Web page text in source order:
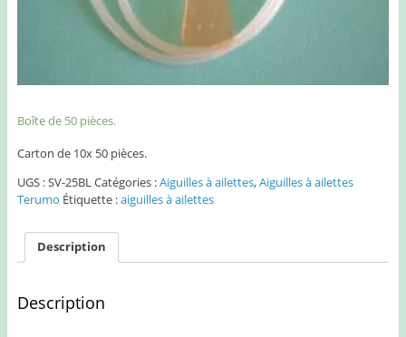
Boîte de 50 pièces.
Carton de 10x 50 pièces.
UGS :SV-25BLCatégories :Aiguilles à ailettes,Aiguilles à ailettes
Terumo Étiquette :aiguilles à ailettes
Description
Description